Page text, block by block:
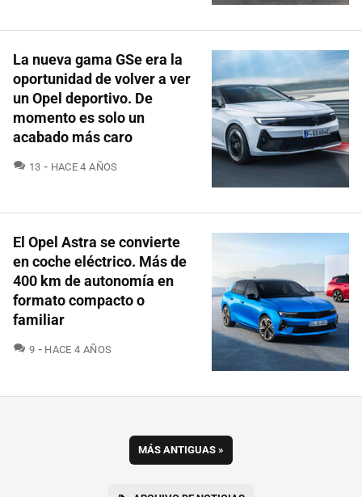
La nueva gama GSe era la
oportunidad de volver a ver
un Opel deportivo. De
momento es solo un
acabado más caro
13 COMENTARIOS
HACE 4 AÑOS
El Opel Astra se convierte
en coche eléctrico. Más de
400 km de autonomía en
formato compacto o
familiar
9 COMENTARIOS
HACE 4 AÑOS
MÁS ANTIGUAS »